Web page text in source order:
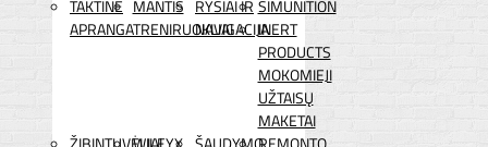
TAKTINĖ
APRANGA
MANTIS
TRENIRUOKLIAI
RYŠIAI IR
NAVIGACIJA
SIMUNITION
INERT
PRODUCTS
MOKOMIEJI
UŽTAISŲ
MAKETAI